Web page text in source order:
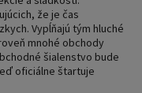
že je čas
Vypĺňajú tým hluché
mnohé obchody
šialenstvo bude
oficiálne štartuje